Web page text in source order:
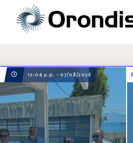
12:04 μ.μ. - 07/08/2026